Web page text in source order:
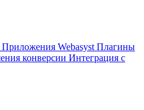
Приложения Webasyst Плагины
конверсии Интеграция с